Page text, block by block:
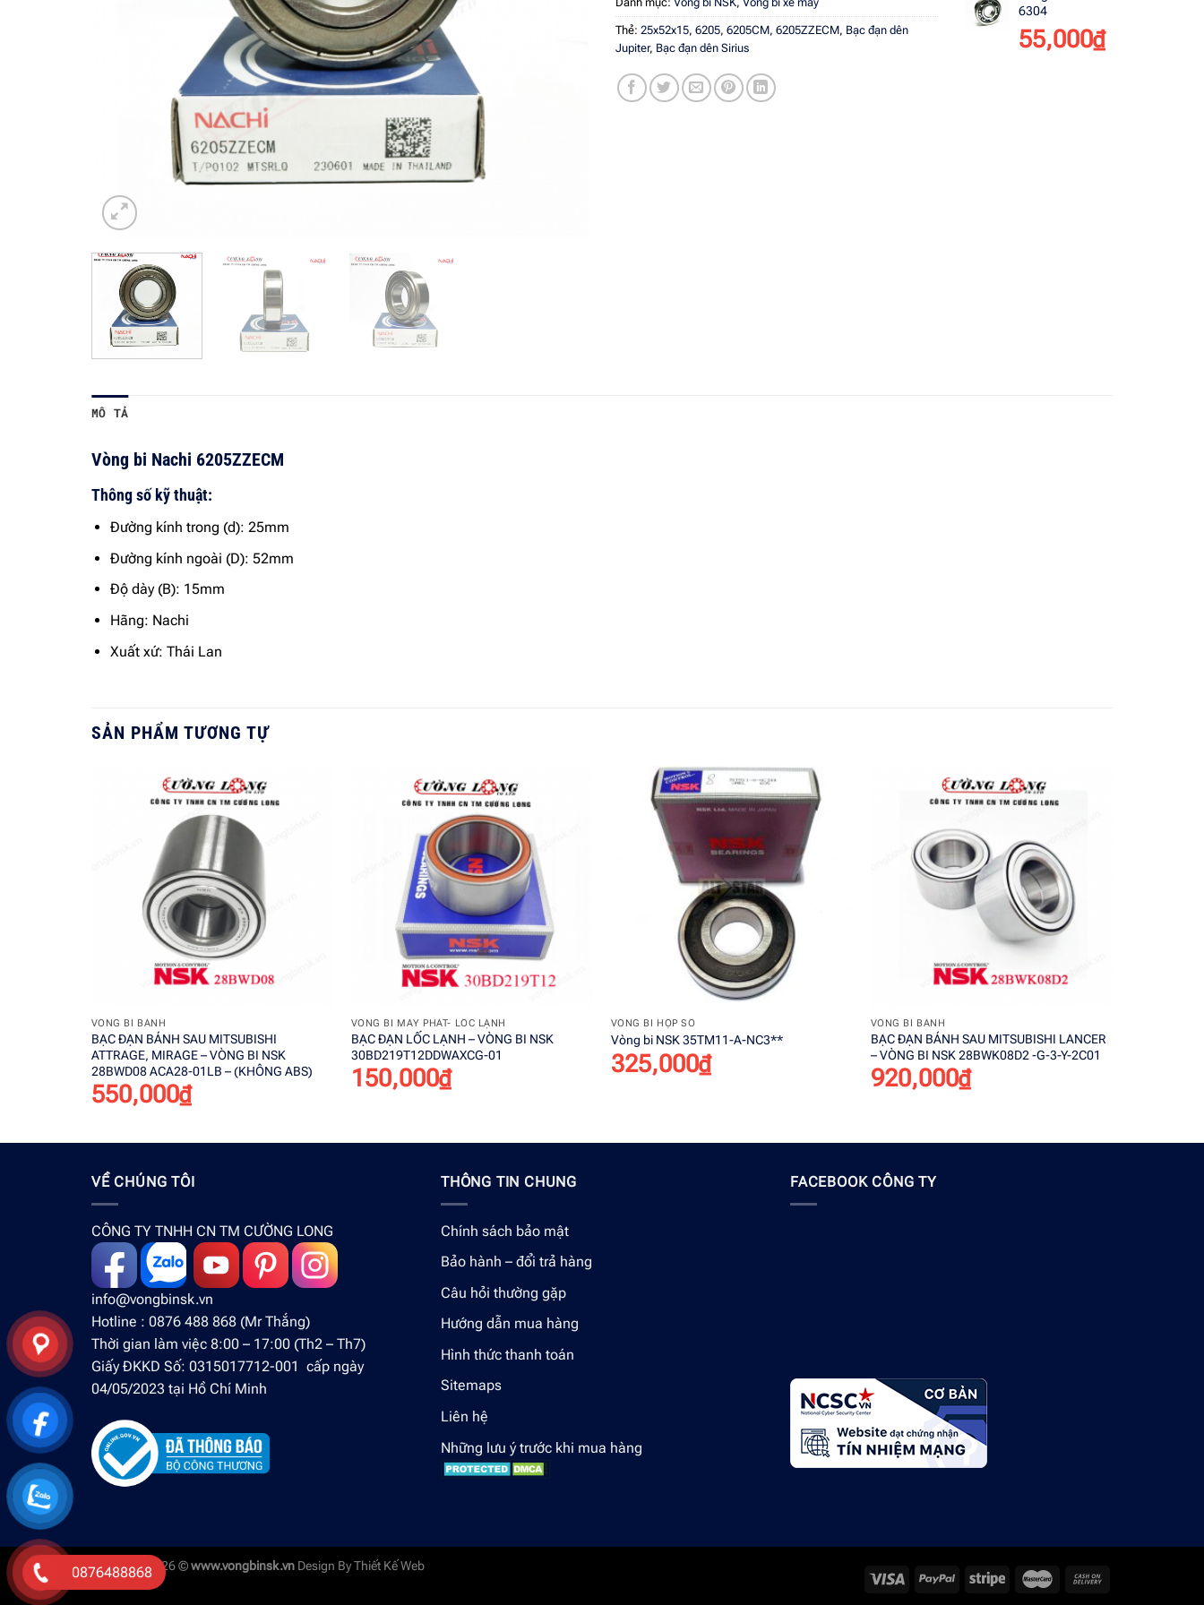
Thẻ: 25x52x15, 6205, 6205CM, 6205ZZECM, Bạc đạn dên
Jupiter, Bạc đạn dên Sirius
6304
55,000₫
MÔ TẢ
Vòng bi Nachi 6205ZZECM
Thông số kỹ thuật:
Đường kính trong (d): 25mm
Đường kính ngoài (D): 52mm
Độ dày (B): 15mm
Hãng: Nachi
Xuất xứ: Thái Lan
SẢN PHẨM TƯƠNG TỰ
VÒNG BI BÁNH
BẠC ĐẠN BÁNH SAU MITSUBISHI
ATTRAGE, MIRAGE – VÒNG BI NSK
28BWD08 ACA28-01LB – (KHÔNG ABS)
550,000₫
VÒNG BI MÁY PHÁT- LỐC LẠNH
BẠC ĐẠN LỐC LẠNH – VÒNG BI NSK
30BD219T12DDWAXCG-01
150,000₫
Add to
wishlist
VÒNG BI HỘP SỐ
Vòng bi NSK 35TM11-A-NC3**
325,000₫
VÒNG BI BÁNH
BẠC ĐẠN BÁNH SAU MITSUBISHI LANCER
– VÒNG BI NSK 28BWK08D2 -G-3-Y-2C01
920,000₫
VỀ CHÚNG TÔI
CÔNG TY TNHH CN TM CƯỜNG LONG
info@vongbinsk.vn
Hotline : 0876 488 868 (Mr Thắng)
Thời gian làm việc 8:00 – 17:00 (Th2 – Th7)
Giấy ĐKKD Số: 0315017712-001 cấp ngày
04/05/2023 tại Hồ Chí Minh
THÔNG TIN CHUNG
Chính sách bảo mật
Bảo hành – đổi trả hàng
Câu hỏi thường gặp
Hướng dẫn mua hàng
Hình thức thanh toán
Sitemaps
Liên hệ
Những lưu ý trước khi mua hàng
FACEBOOK CÔNG TY
Copyright 2026 ©www.vongbinsk.vn Design ByThiết Kế Web
0876488868